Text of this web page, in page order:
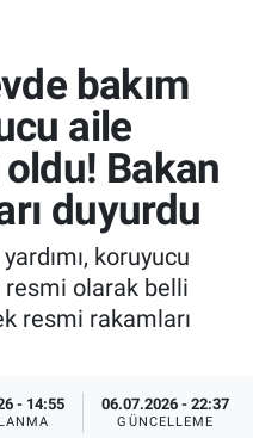
bakım
aile
Bakan
duyurdu
koruyucu
olarak belli
resmi rakamları
- 14:55 06.07.2026 - 22:37
GÜNCELLEME